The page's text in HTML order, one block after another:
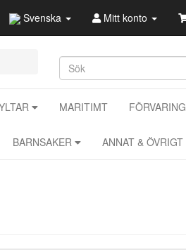
Svenska Mitt konto
MARITIMT FÖRVARING
BARNSAKER ANNAT & ÖVRIGT